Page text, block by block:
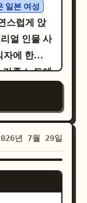
스템을 갖
지 않고
사용하세
야 하며, 고
기의 질
를 입체적
명은 전체
일관되어야
이 달린
이는 반쪽
개, 배경에
합니다.
을 겹쳐 배
레몬 낙
을, 사진
큰 반투명
을 배치합
. 장식
벤더, 연한
티프(총 9
하게 구성
허브 잎으
사실적이고
에는 반짝
지 스타
에는 “크러
재료 섹션
작성하
눈에 띄는
피 스타일
에는 루바
육, 과즙
는 녹색 물
"QILIN
선 형태의
밭고랑,
트가 추
의 가장자
전 벡터
린 프린팅
며, 인쇄
색 배경
일본 여성
스럽게 앉
얼 인물 사
자에 한쪽
가죽 노트에
보는 이
위기는 마
니다. 그녀
하이웨이
고, 광택 있
레이어드
년 7월 29일
IMAGE 2